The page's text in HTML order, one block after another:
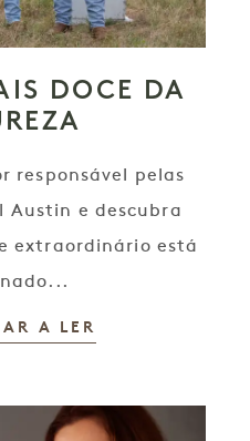
DOCE DA
responsável pelas
Austin e descubra
extraordinário está
A LER